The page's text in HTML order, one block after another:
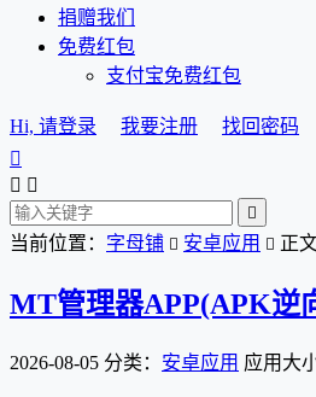
捐赠我们
免费红包
支付宝免费红包
Hi, 请登录 我要注册 找回密码

 

当前位置： 字母铺  安卓应用  正
MT管理器APP(APK逆
2026-08-05 分类： 安卓应用 应用大